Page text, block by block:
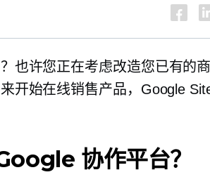
也许您正在考虑改造您已有的
开始在线销售产品，Google
协作平台？